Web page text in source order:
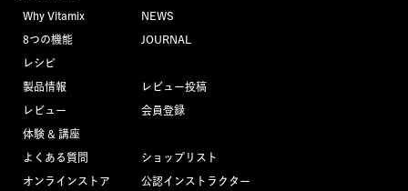
Why Vitamix
8つの機能
レシピ
製品情報
レビュー
体験 & 講座
よくある質問
オンラインストア
NEWS
JOURNAL
レビュー投稿
会員登録
ショップリスト
公認インストラクター